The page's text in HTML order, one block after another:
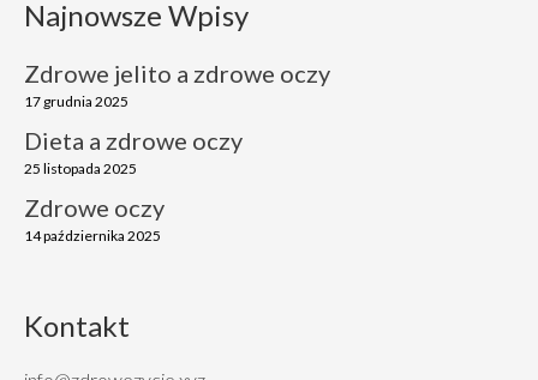
Najnowsze Wpisy
Zdrowe jelito a zdrowe oczy
17 grudnia 2025
Dieta a zdrowe oczy
25 listopada 2025
Zdrowe oczy
14 października 2025
Kontakt